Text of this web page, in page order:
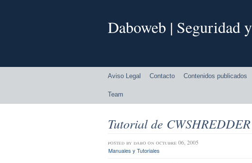
Daboweb | Seguridad
Aviso Legal Contacto Contenidos publicados
Team
Tutorial de CWSHREDDER
posted by dabo on octubre 06, 2005
Manuales y Tutoriales